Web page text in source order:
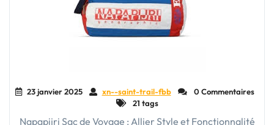
23 janvier 2025 xn--saint-trail-fbb
0 Commentaires
21 tags
Napapijri Sac de Voyage : Allier Style et Fonctionnalité